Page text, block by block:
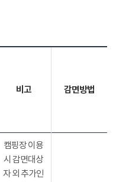
비고 감면방법
캠핑장 이용
시 감면대상
자 외 추가인